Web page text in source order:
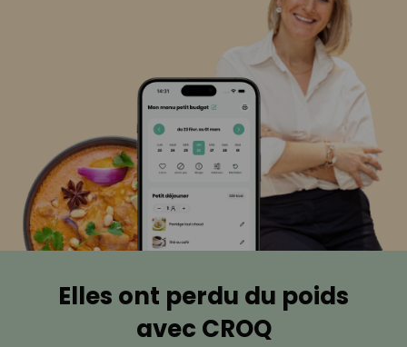
Elles ont perdu du poids
avec CROQ